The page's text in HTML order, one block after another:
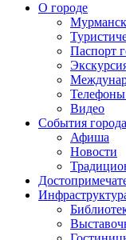
О городе
Мурманск
Паспорт
Видео
События города
Афиша
Новости